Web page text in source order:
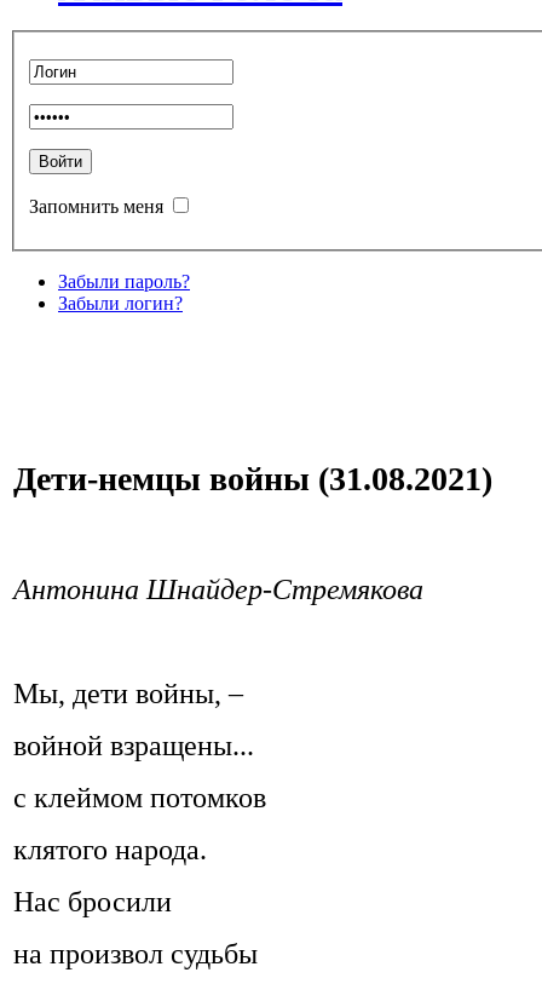
Запомнить меня
Забыли пароль?
Забыли логин?
Дети-немцы войны (31.08.2021)
Антонина Шнайдер-Стремякова
Мы, дети войны, –
войной взращены...
с клеймом потомков
клятого народа.
Нас бросили
на произвол судьбы